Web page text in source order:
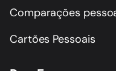
Comparações
Cartões Pessoais